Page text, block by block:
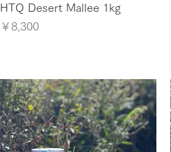
クイックビュー
HTQ Desert Mallee 1kg
価格
￥8,300